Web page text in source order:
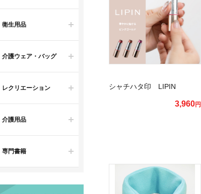
衛生用品
介護ウェア・バッグ
レクリエーション
介護用品
専門書籍
シャチハタ印 LIPIN
3,960円